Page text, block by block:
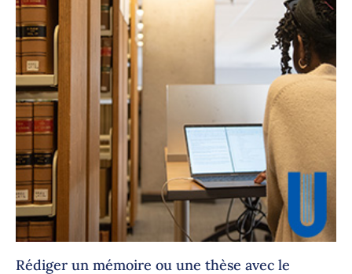
Rédiger un mémoire ou une thèse avec le